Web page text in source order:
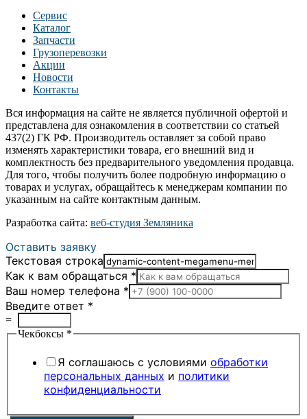
Сервис
Каталог
Запчасти
Грузоперевозки
Акции
Новости
Контакты
Вся информация на сайте не является публичной офертой и
представлена для ознакомления в соответствии со статьей
437(2) ГК РФ. Производитель оставляет за собой право
изменять характеристики товара, его внешний вид и
комплектность без предварительного уведомления продавца.
Для того, чтобы получить более подробную информацию о
товарах и услугах, обращайтесь к менеджерам компании по
указанным на сайте контактным данным.
Разработка сайта: веб-студия Земляника
Оставить заявку
Текстовая строка
Как к вам обращаться *
Ваш номер телефона *
Введите ответ *
=
Чекбоксы *
Я соглашаюсь с условиями обработки
персональных данных и политики
конфиденциальности